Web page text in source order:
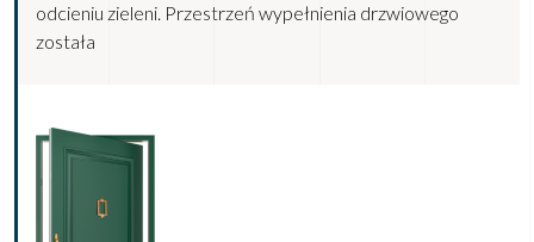
odcieniu zieleni. Przestrzeń wypełnienia drzwiowego
została